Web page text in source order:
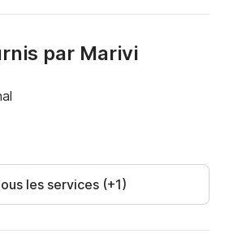
par Marivi
les services (+1)